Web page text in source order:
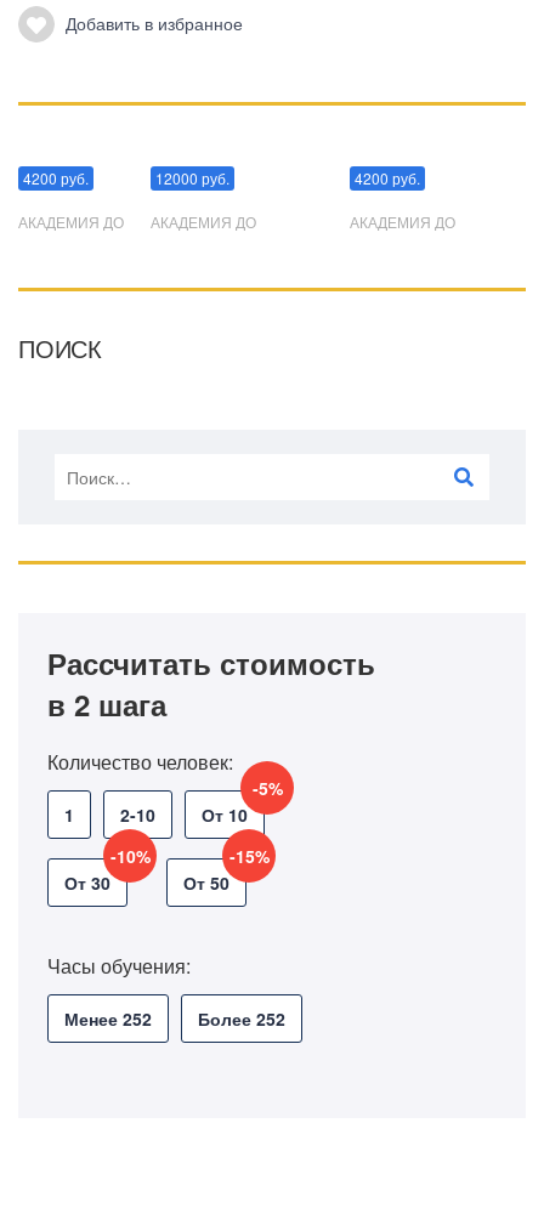
Добавить в избранное
4200 руб.
АКАДЕМИЯ ДО
12000 руб.
АКАДЕМИЯ ДО
4200 руб.
АКАДЕМИЯ ДО
ПОИСК
Рассчитать стоимость
в 2 шага
Количество человек:
1 2-10 От 10
-5%
От 30
-10%
От 50
-15%
Часы обучения:
Менее 252 Более 252